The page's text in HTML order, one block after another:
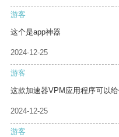
游客
这个是app神器
2024-12-25
游客
这款加速器VPM应用程序可以
2024-12-25
游客